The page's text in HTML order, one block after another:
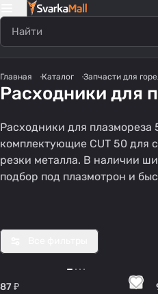
Главная Каталог Запчасти для
Расходники для
Расходники для плазмореза
комплектующие CUT 50 для
резки металла. В наличии
подбор под плазмотрон и
Насад
ка
защит
165
товаров
Дифф
узоры
(CUT)
75
товаров
ы
76
87 ₽